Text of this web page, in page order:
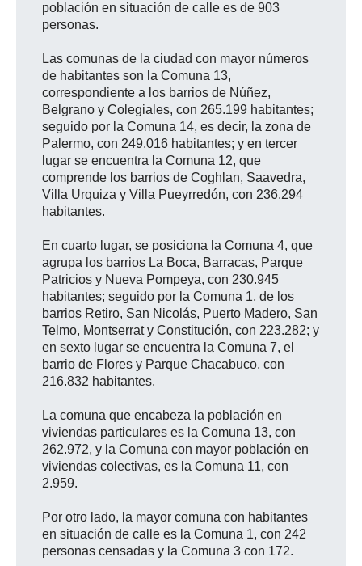
población en situación de calle es de 903
personas.
Las comunas de la ciudad con mayor números
de habitantes son la Comuna 13,
correspondiente a los barrios de Núñez,
Belgrano y Colegiales, con 265.199 habitantes;
seguido por la Comuna 14, es decir, la zona de
Palermo, con 249.016 habitantes; y en tercer
lugar se encuentra la Comuna 12, que
comprende los barrios de Coghlan, Saavedra,
Villa Urquiza y Villa Pueyrredón, con 236.294
habitantes.
En cuarto lugar, se posiciona la Comuna 4, que
agrupa los barrios La Boca, Barracas, Parque
Patricios y Nueva Pompeya, con 230.945
habitantes; seguido por la Comuna 1, de los
barrios Retiro, San Nicolás, Puerto Madero, San
Telmo, Montserrat y Constitución, con 223.282; y
en sexto lugar se encuentra la Comuna 7, el
barrio de Flores y Parque Chacabuco, con
216.832 habitantes.
La comuna que encabeza la población en
viviendas particulares es la Comuna 13, con
262.972, y la Comuna con mayor población en
viviendas colectivas, es la Comuna 11, con
2.959.
Por otro lado, la mayor comuna con habitantes
en situación de calle es la Comuna 1, con 242
personas censadas y la Comuna 3 con 172.